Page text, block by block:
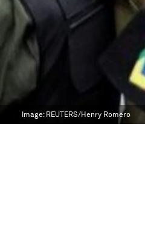
Image: REUTERS/Henry Romero